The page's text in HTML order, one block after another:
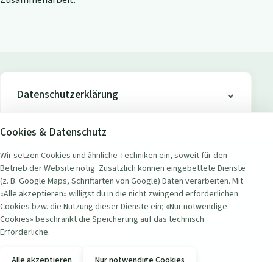
Datenschutzerklärung
ADRESSE
Seerestaurant Badi Wollishofen
Seestrasse 451
8038 Zürich Wollishofen, Schweiz
Cookies & Datenschutz
Wir setzen Cookies und ähnliche Techniken ein, soweit für den
Betrieb der Website nötig. Zusätzlich können eingebettete Dienste
(z. B. Google Maps, Schriftarten von Google) Daten verarbeiten. Mit
«Alle akzeptieren» willigst du in die nicht zwingend erforderlichen
Cookies bzw. die Nutzung dieser Dienste ein; «Nur notwendige
Cookies» beschränkt die Speicherung auf das technisch
Erforderliche.